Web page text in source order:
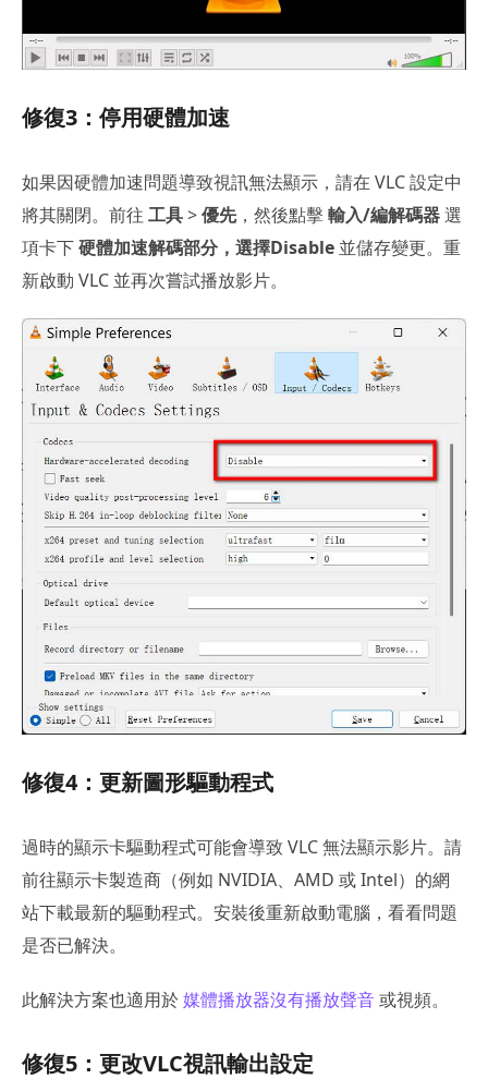
修復3：停用硬體加速
如果因硬體加速問題導致視訊無法顯示，請在 VLC 設定中
將其關閉。前往 工具>優先，然後點擊輸入/編解碼器選
項卡下硬體加速解碼部分，選擇Disable 並儲存變更。重
新啟動 VLC 並再次嘗試播放影片。
修復4：更新圖形驅動程式
過時的顯示卡驅動程式可能會導致 VLC 無法顯示影片。請
前往顯示卡製造商（例如 NVIDIA、AMD 或 Intel）的網
站下載最新的驅動程式。安裝後重新啟動電腦，看看問題
是否已解決。
此解決方案也適用於媒體播放器沒有播放聲音或視頻。
修復5：更改VLC視訊輸出設定